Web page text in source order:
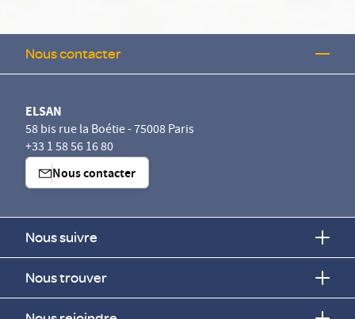
Nous contacter
ELSAN
58 bis rue la Boétie - 75008 Paris
+33 1 58 56 16 80
Nous contacter
Nous suivre
Nous trouver